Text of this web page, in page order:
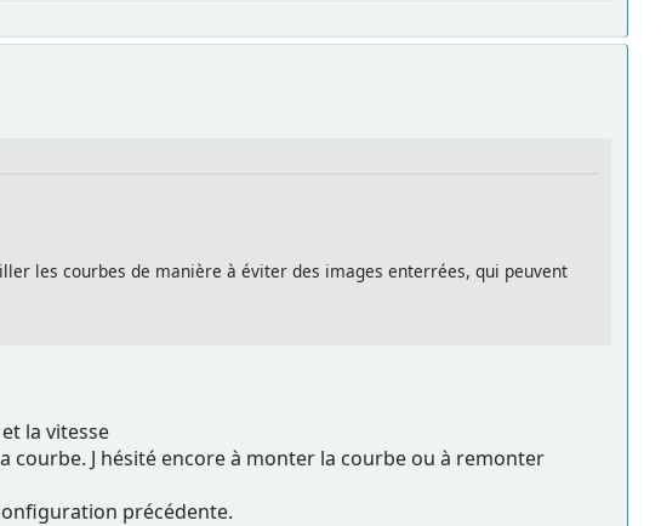
les courbes de manière à éviter des images enterrées, qui peuvent
la vitesse
J hésité encore à monter la courbe ou à remonter
précédente.